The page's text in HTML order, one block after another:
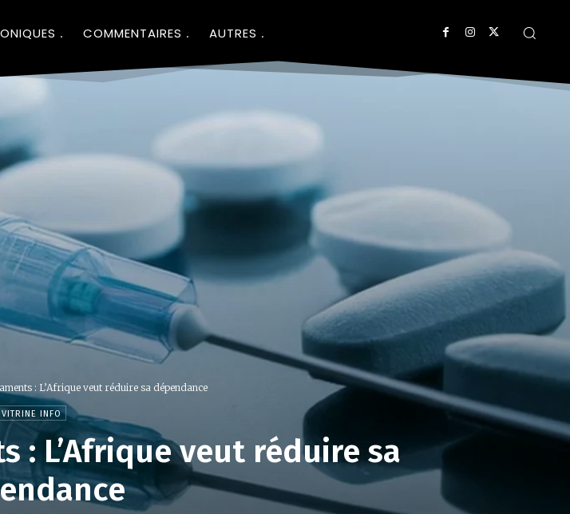
COMMENTAIRES AUTRES
: L’Afrique veut réduire sa dépendance
VITRINE INFO
: L’Afrique veut réduire sa